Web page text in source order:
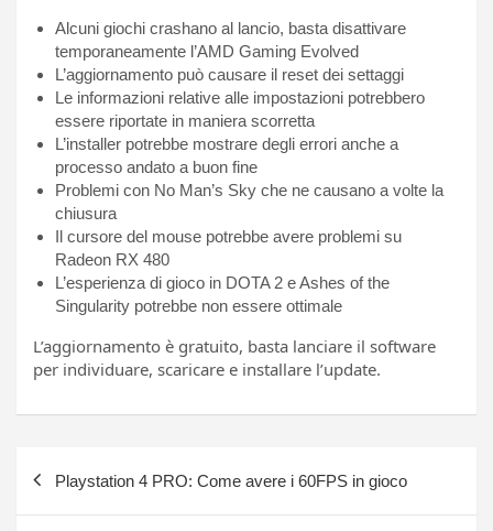
Alcuni giochi crashano al lancio, basta disattivare
temporaneamente l’AMD Gaming Evolved
L’aggiornamento può causare il reset dei settaggi
Le informazioni relative alle impostazioni potrebbero
essere riportate in maniera scorretta
L’installer potrebbe mostrare degli errori anche a
processo andato a buon fine
Problemi con No Man’s Sky che ne causano a volte la
chiusura
Il cursore del mouse potrebbe avere problemi su
Radeon RX 480
L’esperienza di gioco in DOTA 2 e Ashes of the
Singularity potrebbe non essere ottimale
L’aggiornamento è gratuito, basta lanciare il software
per individuare, scaricare e installare l’update.
articoli
Playstation 4 PRO: Come avere i 60FPS in gioco